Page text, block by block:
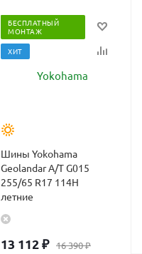
БЕСПЛАТНЫЙ
МОНТАЖ
ХИТ
Шины Yokohama
Geolandar A/T G015
255/65 R17 114H
летние
13 112₽ 16 390₽